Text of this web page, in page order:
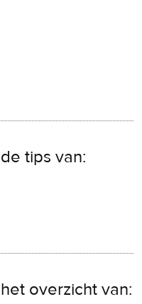
tips van:
overzicht van: